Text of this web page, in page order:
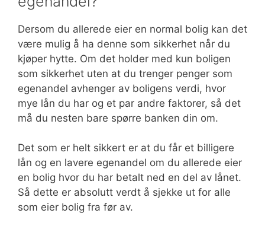
Dersom du allerede eier en normal bolig kan det
være mulig å ha denne som sikkerhet når du
kjøper hytte. Om det holder med kun boligen
som sikkerhet uten at du trenger penger som
egenandel avhenger av boligens verdi, hvor
mye lån du har og et par andre faktorer, så det
må du nesten bare spørre banken din om.
Det som er helt sikkert er at du får et billigere
lån og en lavere egenandel om du allerede eier
en bolig hvor du har betalt ned en del av lånet.
Så dette er absolutt verdt å sjekke ut for alle
som eier bolig fra før av.